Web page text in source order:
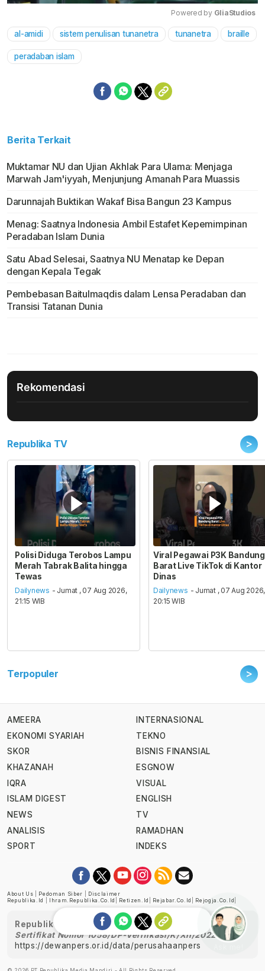
Mute
Powered by GliaStudios
al-amidi sistem penulisan tunanetra tunanetra braille
peradaban islam
Berita Terkait
Muktamar NU dan Ujian Akhlak Para Ulama: Menjaga
Marwah Jam'iyyah, Menjunjung Amanah Para Muassis
Darunnajah Buktikan Wakaf Bisa Bangun 23 Kampus
Menag: Saatnya Indonesia Ambil Estafet Kepemimpinan
Peradaban Islam Dunia
Satu Abad Selesai, Saatnya NU Menatap ke Depan
dengan Kepala Tegak
Pembebasan Baitulmaqdis dalam Lensa Peradaban dan
Transisi Tatanan Dunia
Rekomendasi
Republika TV >
Polisi Diduga Terobos Lampu
Merah Tabrak Balita hingga
Tewas
Dailynews - Jumat , 07 Aug 2026,
21:15 WIB
Viral Pegawai P3K Bandung
Barat Live TikTok di Kantor
Dinas
Dailynews - Jumat , 07 Aug 2026,
20:15 WIB
Terpopuler >
AMEERA
EKONOMI SYARIAH
SKOR
KHAZANAH
IQRA
ISLAM DIGEST
NEWS
ANALISIS
SPORT
INTERNASIONAL
TEKNO
BISNIS FINANSIAL
ESGNOW
VISUAL
ENGLISH
TV
RAMADHAN
INDEKS
About Us Pedoman Siber
Disclaimer
Republika.id
Ihram.republika.co.id Retizen.id Rejabar.co.id Rejogja.co.id
Republika telah diverifikasi oleh Dewan Pers
Sertifikat Nomor 1058/DP-Verifikasi/K/XII/2022
https://dewanpers.or.id/data/perusahaanpers